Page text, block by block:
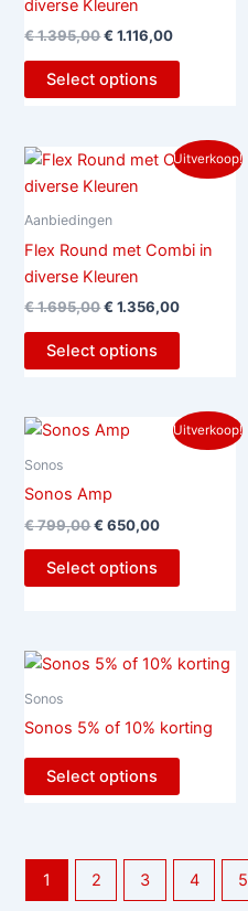
diverse Kleuren
€1.395,00€ 1.116,00
Select options
Uitverkoop!
Aanbiedingen
Flex Round met Combi in
diverse Kleuren
€1.695,00
Oorspronkelijke
was:
€ 1.356,00
Huidige
prijs
Select options
Uitverkoop!
Sonos
Sonos Amp
€799,00
Oorspronkelijke
prijs
€ 650,00
Huidige
prijs
Select options
Sonos
Sonos 5% of 10% korting
Select options
1 2 3 4 5